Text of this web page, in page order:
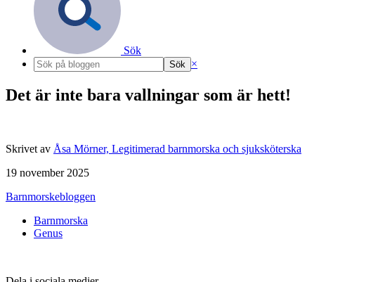
Sök
×
Det är inte bara vallningar som är hett!
Skrivet av Åsa Mörner, Legitimerad barnmorska och sjuksköterska
19 november 2025
Barnmorskebloggen
Barnmorska
Genus